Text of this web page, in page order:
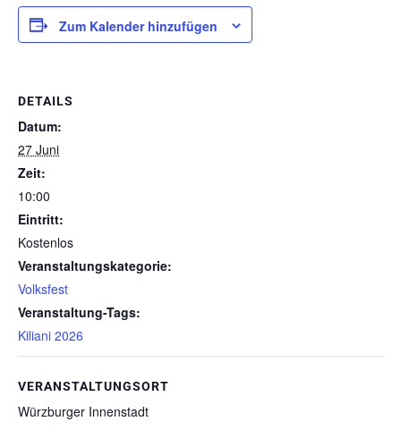
Zum Kalender hinzufügen
DETAILS
Datum:
27 Juni
Zeit:
10:00
Eintritt:
Kostenlos
Veranstaltungskategorie:
Volksfest
Veranstaltung-Tags:
Kiliani 2026
VERANSTALTUNGSORT
Würzburger Innenstadt